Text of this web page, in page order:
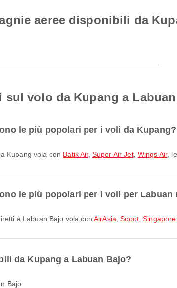
aeree disponibili da
sul volo da Kupang a
le più popolari per i voli da Kupang?
Kupang vola con Batik Air, Super Air Jet, Wings Air,
le più popolari per i voli per Labuan
a Labuan Bajo vola con AirAsia ,Scoot,
da Kupang a Labuan Bajo?
Bajo.